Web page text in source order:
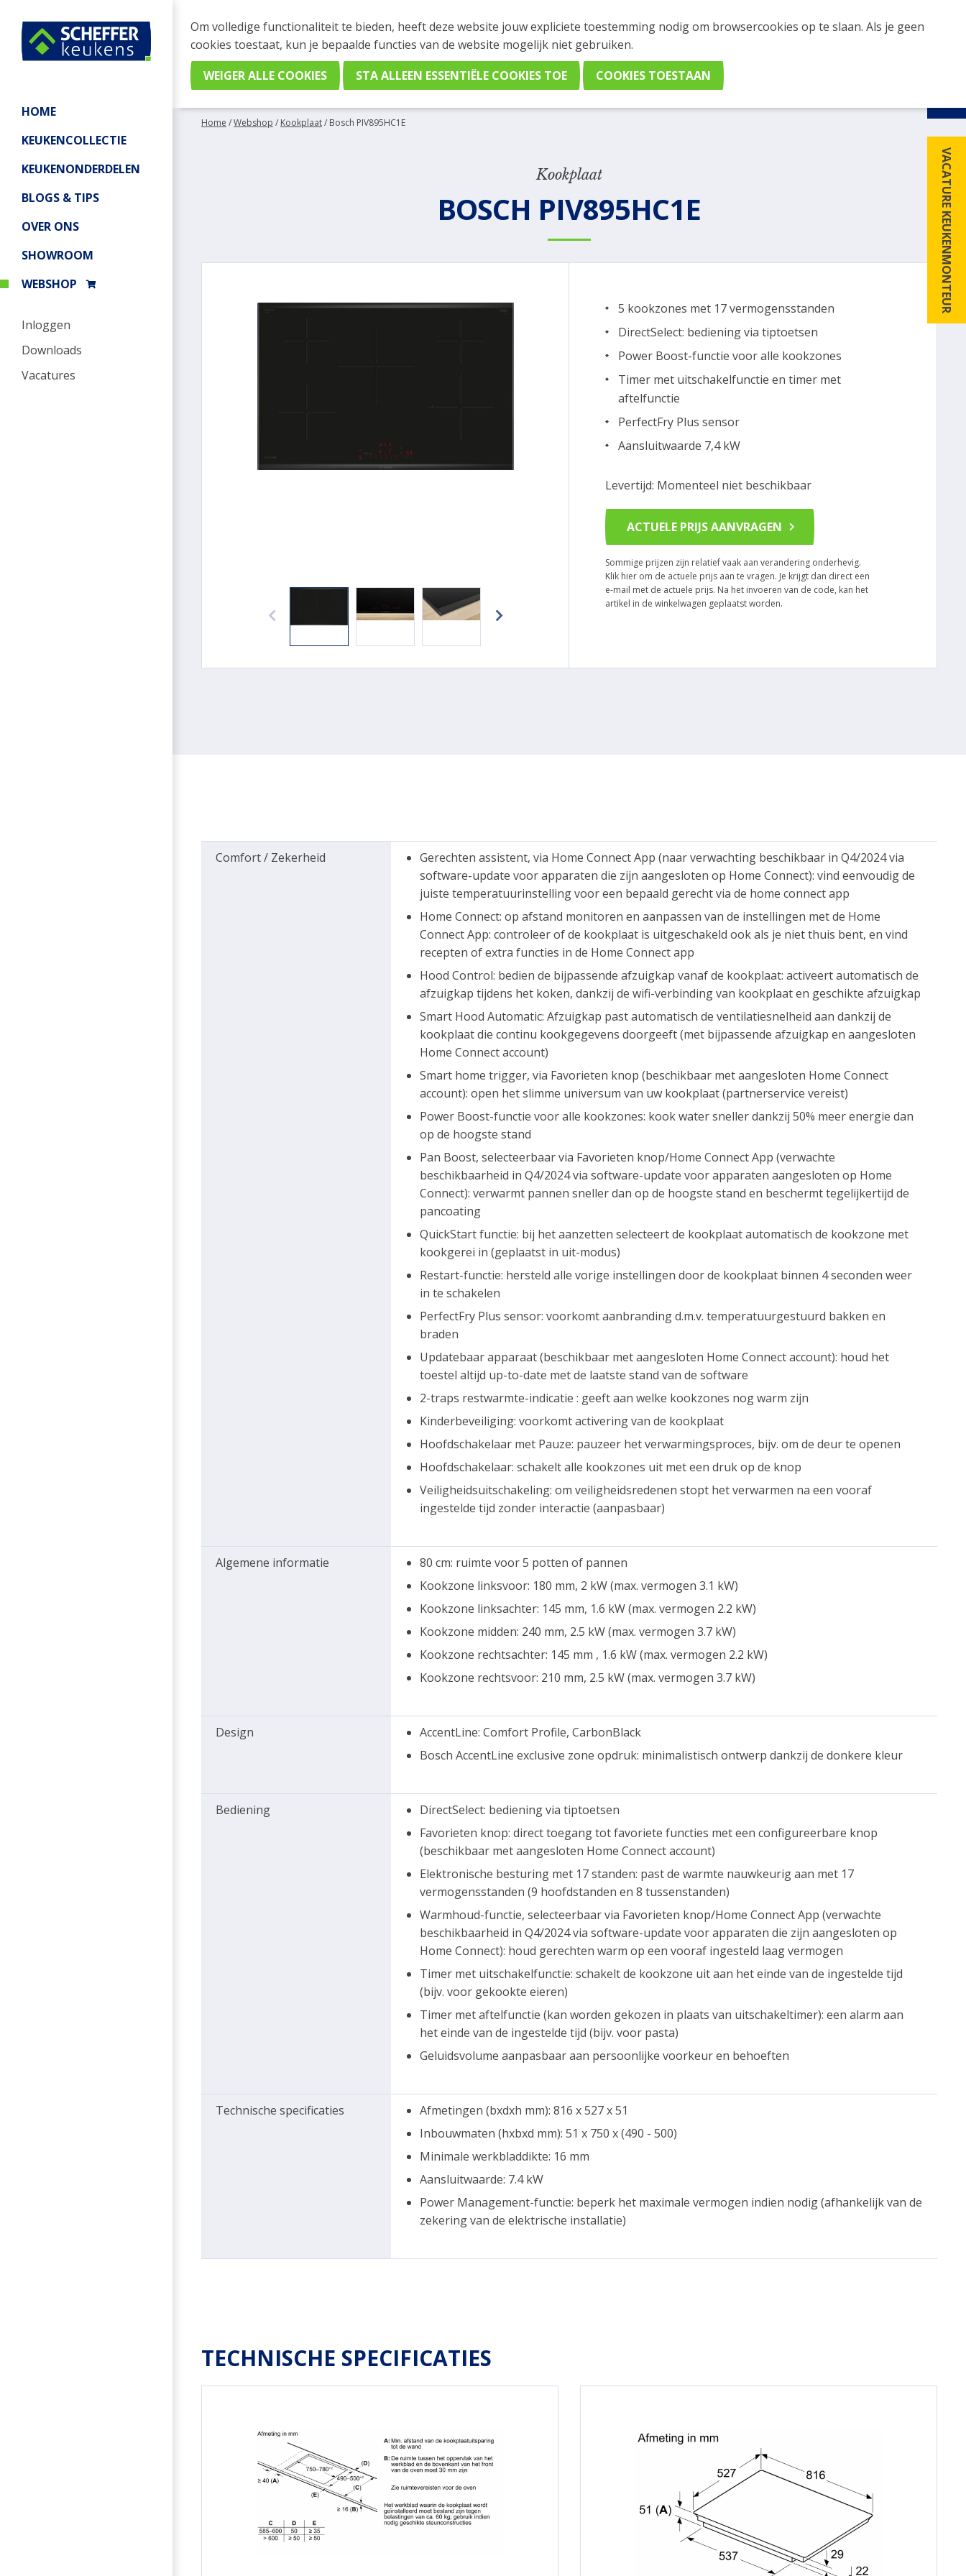
HOME
KEUKENCOLLECTIE
KEUKENONDERDELEN
BLOGS & TIPS
OVER ONS
SHOWROOM
WEBSHOP
Inloggen
Downloads
Vacatures
VACATURE KEUKENMONTEUR
WEBSHOP BESTELLINGEN
Je kan tijdelijk geen bestelling plaatsen. Wil je je vast oriënteren? Vergelijk eenvoudig apparaten en merken met elkaar. Klik hier voor
Home /Webshop / Kookplaat/ Bosch PIV895HC1E
Kookplaat
BOSCH PIV895HC1E
Levertijd: Momenteel niet beschikbaar
5 kookzones met 17 vermogensstanden
DirectSelect: bediening via tiptoetsen
Power Boost-functie voor alle kookzones
Timer met uitschakelfunctie en timer met
aftelfunctie
PerfectFry Plus sensor
Aansluitwaarde 7,4 kW
ACTUELE PRIJS AANVRAGEN
Sommige prijzen zijn relatief vaak aan verandering onderhevig.
Klik hier om de actuele prijs aan te vragen. Je krijgt dan direct een
e-mail met de actuele prijs. Na het invoeren van de code, kan het
artikel in de winkelwagen geplaatst worden.
Comfort / Zekerheid
Gerechten assistent, via Home Connect App (naar verwachting beschikbaar in Q4/2024 via
software-update voor apparaten die zijn aangesloten op Home Connect): vind eenvoudig de
juiste temperatuurinstelling voor een bepaald gerecht via de home connect app
Home Connect: op afstand monitoren en aanpassen van de instellingen met de Home
Connect App: controleer of de kookplaat is uitgeschakeld ook als je niet thuis bent, en vind
recepten of extra functies in de Home Connect app
Hood Control: bedien de bijpassende afzuigkap vanaf de kookplaat: activeert automatisch de
afzuigkap tijdens het koken, dankzij de wifi-verbinding van kookplaat en geschikte afzuigkap
Smart Hood Automatic: Afzuigkap past automatisch de ventilatiesnelheid aan dankzij de
kookplaat die continu kookgegevens doorgeeft (met bijpassende afzuigkap en aangesloten
Home Connect account)
Smart home trigger, via Favorieten knop (beschikbaar met aangesloten Home Connect
account): open het slimme universum van uw kookplaat (partnerservice vereist)
Power Boost-functie voor alle kookzones: kook water sneller dankzij 50% meer energie dan
op de hoogste stand
Pan Boost, selecteerbaar via Favorieten knop/Home Connect App (verwachte
beschikbaarheid in Q4/2024 via software-update voor apparaten aangesloten op Home
Connect): verwarmt pannen sneller dan op de hoogste stand en beschermt tegelijkertijd de
pancoating
QuickStart functie: bij het aanzetten selecteert de kookplaat automatisch de kookzone met
kookgerei in (geplaatst in uit-modus)
Restart-functie: hersteld alle vorige instellingen door de kookplaat binnen 4 seconden weer
in te schakelen
PerfectFry Plus sensor: voorkomt aanbranding d.m.v. temperatuurgestuurd bakken en
braden
Updatebaar apparaat (beschikbaar met aangesloten Home Connect account): houd het
toestel altijd up-to-date met de laatste stand van de software
2-traps restwarmte-indicatie : geeft aan welke kookzones nog warm zijn
Kinderbeveiliging: voorkomt activering van de kookplaat
Hoofdschakelaar met Pauze: pauzeer het verwarmingsproces, bijv. om de deur te openen
Hoofdschakelaar: schakelt alle kookzones uit met een druk op de knop
Veiligheidsuitschakeling: om veiligheidsredenen stopt het verwarmen na een vooraf
ingestelde tijd zonder interactie (aanpasbaar)
Algemene informatie
80 cm: ruimte voor 5 potten of pannen
Kookzone linksvoor: 180 mm, 2 kW (max. vermogen 3.1 kW)
Kookzone linksachter: 145 mm, 1.6 kW (max. vermogen 2.2 kW)
Kookzone midden: 240 mm, 2.5 kW (max. vermogen 3.7 kW)
Kookzone rechtsachter: 145 mm , 1.6 kW (max. vermogen 2.2 kW)
Kookzone rechtsvoor: 210 mm, 2.5 kW (max. vermogen 3.7 kW)
Design
AccentLine: Comfort Profile, CarbonBlack
Bosch AccentLine exclusive zone opdruk: minimalistisch ontwerp dankzij de donkere kleur
Bediening
DirectSelect: bediening via tiptoetsen
Favorieten knop: direct toegang tot favoriete functies met een configureerbare knop
(beschikbaar met aangesloten Home Connect account)
Elektronische besturing met 17 standen: past de warmte nauwkeurig aan met 17
vermogensstanden (9 hoofdstanden en 8 tussenstanden)
Warmhoud-functie, selecteerbaar via Favorieten knop/Home Connect App (verwachte
beschikbaarheid in Q4/2024 via software-update voor apparaten die zijn aangesloten op
Home Connect): houd gerechten warm op een vooraf ingesteld laag vermogen
Timer met uitschakelfunctie: schakelt de kookzone uit aan het einde van de ingestelde tijd
(bijv. voor gekookte eieren)
Timer met aftelfunctie (kan worden gekozen in plaats van uitschakeltimer): een alarm aan
het einde van de ingestelde tijd (bijv. voor pasta)
Geluidsvolume aanpasbaar aan persoonlijke voorkeur en behoeften
Technische specificaties
Afmetingen (bxdxh mm): 816 x 527 x 51
Inbouwmaten (hxbxd mm): 51 x 750 x (490 - 500)
Minimale werkbladdikte: 16 mm
Aansluitwaarde: 7.4 kW
Power Management-functie: beperk het maximale vermogen indien nodig (afhankelijk van de
zekering van de elektrische installatie)
TECHNISCHE SPECIFICATIES
Om volledige functionaliteit te bieden, heeft deze website jouw expliciete toestemming nodig om browsercookies op te slaan. Als je geen
cookies toestaat, kun je bepaalde functies van de website mogelijk niet gebruiken.